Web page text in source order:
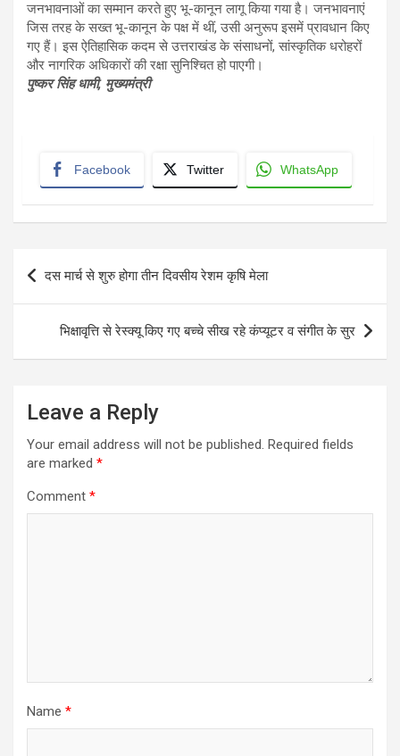
जनभावनाओं का सम्मान करते हुए भू-कानून लागू किया गया है। जनभावनाएं
जिस तरह के सख्त भू-कानून के पक्ष में थीं, उसी अनुरूप इसमें प्रावधान किए
गए हैं। इस ऐतिहासिक कदम से उत्तराखंड के संसाधनों, सांस्कृतिक धरोहरों
और नागरिक अधिकारों की रक्षा सुनिश्चित हो पाएगी।
पुष्कर सिंह धामी, मुख्यमंत्री
Facebook Twitter WhatsApp
Post
navigation
दस मार्च से शुरु होगा तीन दिवसीय रेशम कृषि मेला
भिक्षावृत्ति से रेस्क्यू किए गए बच्चे सीख रहे कंप्यूटर व संगीत के सुर
Leave a Reply
Your email address will not be published. Required fields
are marked *
Comment *
Name *